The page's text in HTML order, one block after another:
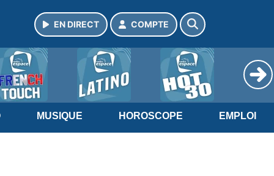
EN DIRECT COMPTE
MUSIQUE HOROSCOPE EMPLOI